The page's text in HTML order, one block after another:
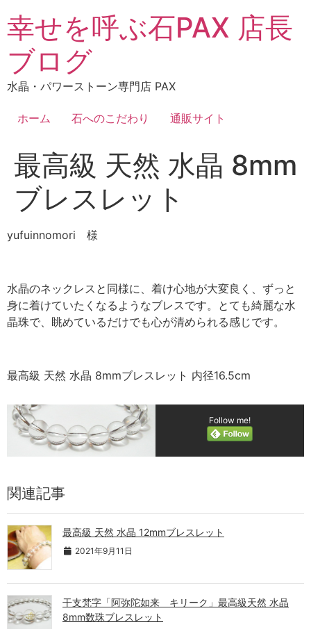
ン
ン
に
幸せを呼ぶ石PAX 店長
ブログ
水晶・パワーストーン専門店 PAX
ホーム 石へのこだわり 通販サイト
最高級 天然 水晶 8mm
ブレスレット
yufuinnomori 様
水晶のネックレスと同様に、着け心地が大変良く、ずっと
身に着けていたくなるようなブレスです。とても綺麗な水
晶珠で、眺めているだけでも心が清められる感じです。
最高級 天然 水晶 8mmブレスレット 内径16.5cm
Follow me!
関連記事
最高級 天然 水晶 12mmブレスレット
2021年9月11日
干支梵字「阿弥陀如来 キリーク」最高級天然 水晶
8mm数珠ブレスレット